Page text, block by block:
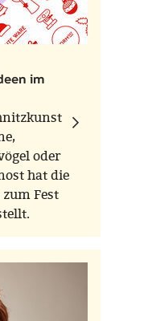
im
oder
hat die
Fest